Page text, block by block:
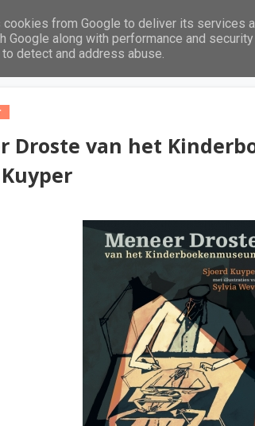
Home Leeftijd
Droste van het
from Google to deliver its services
Google along with performance and
detect and address abuse.